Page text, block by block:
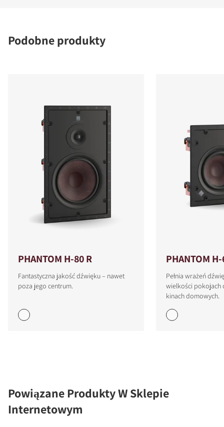
Podobne produkty
PHANTOM H-80 R
Fantastyczna jakość dźwięku – nawet
poza jego centrum.
PHANTOM
Pełnia wrażeń
wielkości pokojach
kinach domowych.
Powiązane Produkty W Sklepie
Internetowym